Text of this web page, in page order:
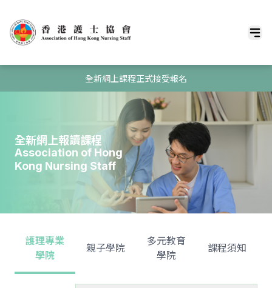
全新網上課程正式接受報名
全新網上報讀課程
Association of Hong
Kong Nursing Staff
護理專業
學院
親子學院
多元教育
學院
課程須知